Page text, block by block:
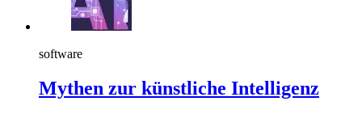
software
Mythen zur künstliche Intelligenz